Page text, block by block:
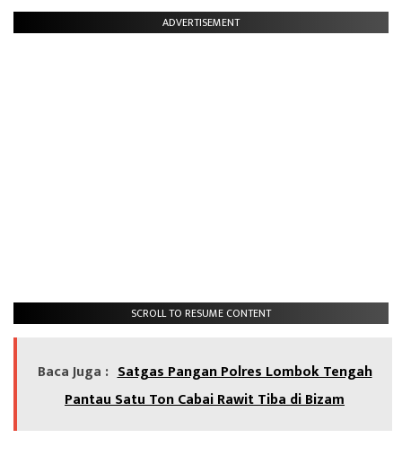
ADVERTISEMENT
SCROLL TO RESUME CONTENT
Baca Juga : Satgas Pangan Polres Lombok Tengah
Pantau Satu Ton Cabai Rawit Tiba di Bizam